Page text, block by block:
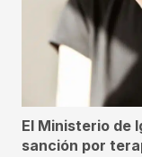
El Ministerio de
sanción por